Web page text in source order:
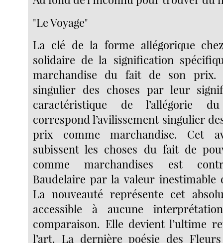
"Le Voyage"
La clé de la forme allégorique
solidaire de la signification
marchandise du fait de son prix.
singulier des choses par leur
caractéristique de l’allégorie
correspond l’avilissement singulier
prix comme marchandise. Cet
subissent les choses du fait de
comme marchandises est
Baudelaire par la valeur inestimable
La nouveauté représente cet
accessible à aucune
comparaison. Elle devient l’ultime
l’art. La dernière poésie des